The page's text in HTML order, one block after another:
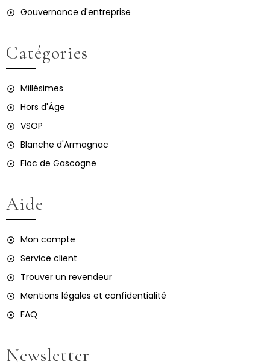
Gouvernance d'entreprise
Catégories
Millésimes
Hors d'Âge
VSOP
Blanche d'Armagnac
Floc de Gascogne
Aide
Mon compte
Service client
Trouver un revendeur
Mentions légales et confidentialité
FAQ
Newsletter